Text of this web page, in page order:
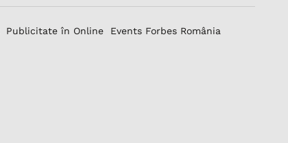
Publicitate în Online Events Forbes România